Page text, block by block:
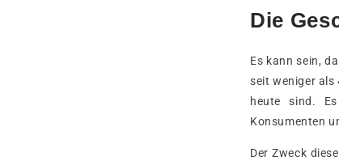
Die
Es kann sein,
seit weniger als
heute sind.
Konsumenten
Der Zweck